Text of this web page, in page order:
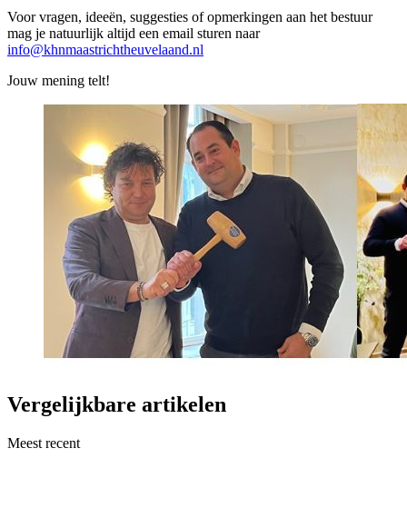
Voor vragen, ideeën, suggesties of opmerkingen aan het bestuur
mag je natuurlijk altijd een email sturen naar
info@khnmaastrichtheuvelaand.nl
Jouw mening telt!
Vergelijkbare artikelen
Meest recent